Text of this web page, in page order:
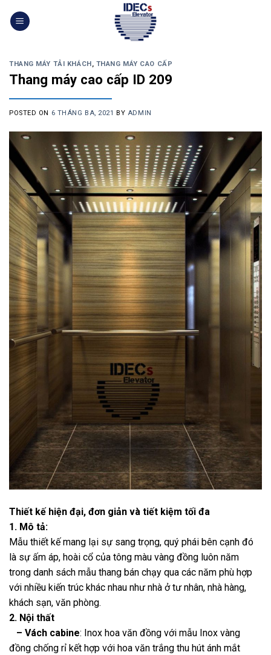
THANG MÁY TẢI KHÁCH, THANG MÁY CAO CẤP
Thang máy cao cấp ID 209
POSTED ON 6 THÁNG BA, 2021 BY ADMIN
Thiết kế hiện đại, đơn giản và tiết kiệm tối đa
1. Mô tả:
Mẫu thiết kế mang lại sự sang trọng, quý phái bên cạnh đó
là sự ấm áp, hoài cổ của tông màu vàng đồng luôn năm
trong danh sách mẫu thang bán chạy qua các năm phù hợp
với nhiều kiến trúc khác nhau như nhà ở tư nhân, nhà hàng,
khách sạn, văn phòng.
2. Nội thất
– Vách cabine: Inox hoa văn đồng với mẫu Inox vàng
đồng chống rỉ kết hợp với hoa văn trắng thu hút ánh mắt